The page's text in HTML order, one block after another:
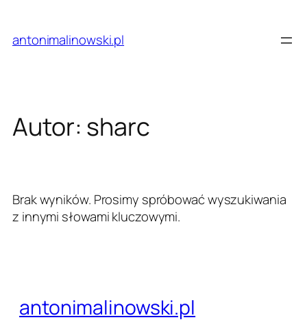
treści
antonimalinowski.pl
Autor: sharc
Brak wyników. Prosimy spróbować wyszukiwania
z innymi słowami kluczowymi.
antonimalinowski.pl